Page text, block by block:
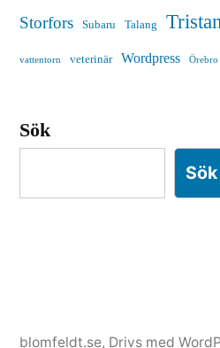
Storfors Subaru Talang
vattentorn veterinär Wordpress Örebro
Sök
Sök
blomfeldt.se, Drivs med